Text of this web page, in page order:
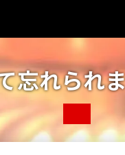
忘れられ